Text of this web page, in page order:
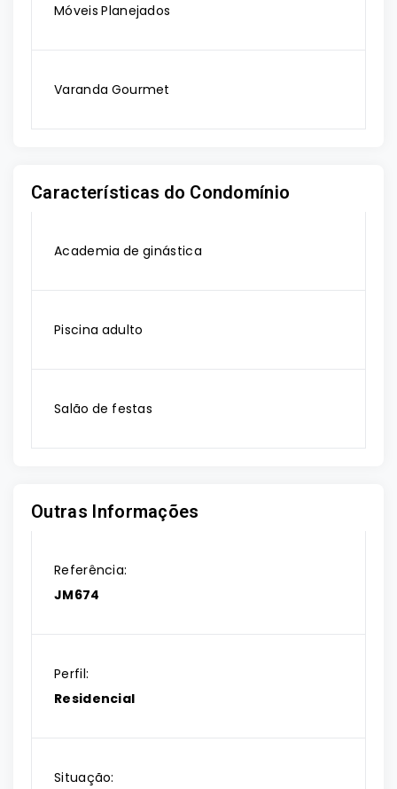
Móveis Planejados
Varanda Gourmet
Características do Condomínio
Academia de ginástica
Piscina adulto
Salão de festas
Outras Informações
Referência:
JM674
Perfil:
Residencial
Situação: